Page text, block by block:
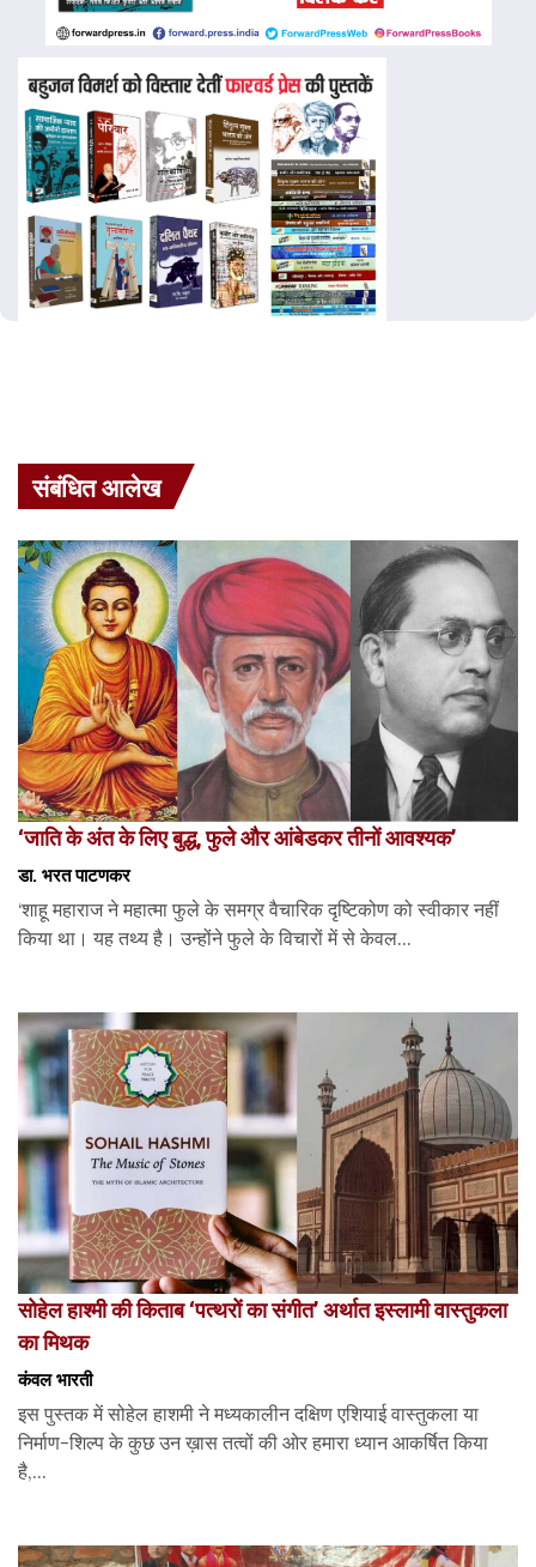
संबंधित आलेख
‘जाति के अंत के लिए बुद्ध, फुले और आंबेडकर तीनों आवश्यक’
डा. भरत पाटणकर
‘शाहू महाराज ने महात्मा फुले के समग्र वैचारिक दृष्टिकोण को स्वीकार नहीं
किया था। यह तथ्य है। उन्होंने फुले के विचारों में से केवल...
सोहेल हाश्मी की किताब ‘पत्थरों का संगीत’ अर्थात इस्लामी वास्तुकला
का मिथक
कंवल भारती
इस पुस्तक में सोहेल हाशमी ने मध्यकालीन दक्षिण एशियाई वास्तुकला या
निर्माण-शिल्प के कुछ उन ख़ास तत्वों की ओर हमारा ध्यान आकर्षित किया
है,...